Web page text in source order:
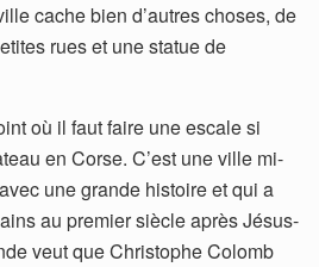
cache bien d’autres choses, de
rues et une statue de
où il faut faire une escale si
en Corse. C’est une ville mi-
une grande histoire et qui a
au premier siècle après Jésus-
veut que Christophe Colomb